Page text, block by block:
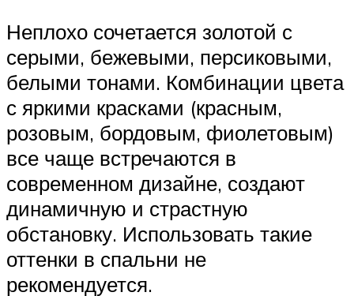
Неплохо сочетается золотой с
серыми, бежевыми, персиковыми,
белыми тонами. Комбинации цвета
с яркими красками (красным,
розовым, бордовым, фиолетовым)
все чаще встречаются в
современном дизайне, создают
динамичную и страстную
обстановку. Использовать такие
оттенки в спальни не
рекомендуется.